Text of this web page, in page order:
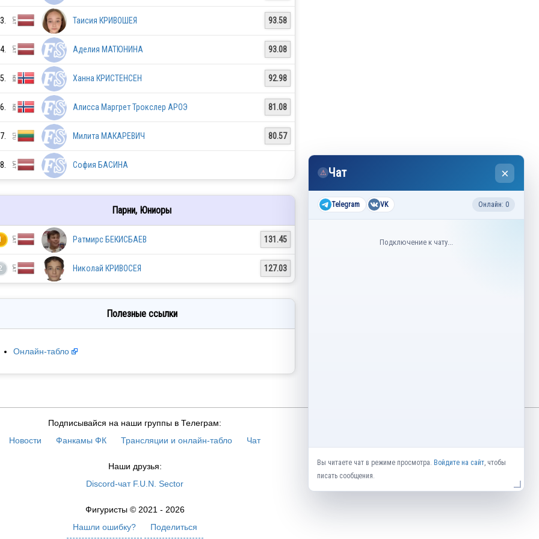
ESP
Таисия КРИВОШЕЯ 93.58
Аделия МАТЮНИНА 93.08
Ханна КРИСТЕНСЕН 92.98
Алисса Маргрет Трокслер АРОЭ 81.08
Милита МАКАРЕВИЧ 80.57
София БАСИНА
Парни, Юниоры
Ратмирс БЕКИСБАЕВ 131.45
Николай КРИВОСЕЯ 127.03
Полезные ссылки
Онлайн-табло
Подписывайся на наши группы в Телеграм:
Новости
Фанкамы ФК Трансляции и онлайн-табло Чат
Наши друзья:
Discord-чат F.U.N. Sector
Фигуристы © 2021 - 2026
Нашли ошибку?
Поделиться
×
⚠ Чат
Telegram VK Онлайн: 0
Подключение к чату...
Вы читаете чат в режиме просмотра. Войдите на сайт, чтобы
писать сообщения.